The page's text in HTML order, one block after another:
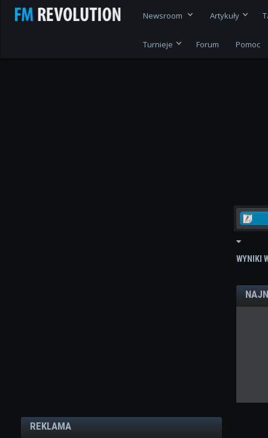
Newsroom Artykuły
Turnieje Forum Pomoc
WYNIKI
REKLAMA